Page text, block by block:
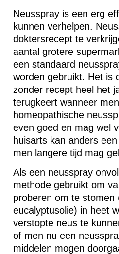
Neusspray is een erg
kunnen verhelpen.
doktersrecept te
aantal grotere
een standaard
worden gebruikt. Het is
zonder recept heel het
terugkeert wanneer
homeopathische
even goed en mag wel
huisarts kan anders
men langere tijd mag
Als een neusspray
methode gebruikt om
proberen om te stomen
eucalyptusolie) in heet
verstopte neus te
of men nu een
middelen mogen